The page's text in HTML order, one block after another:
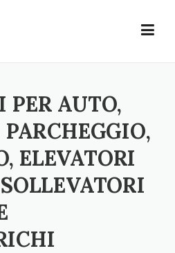
PER AUTO,
ELEVATORI